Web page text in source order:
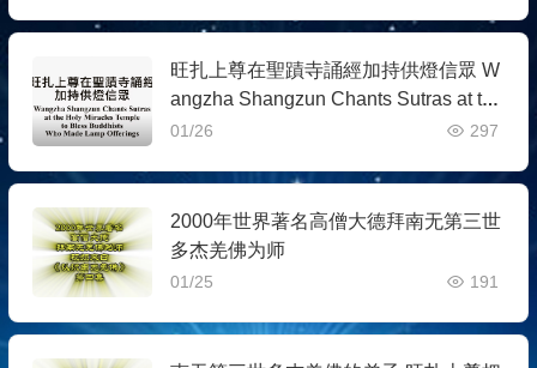
旺扎上尊在聖蹟寺誦經加持供燈信眾 W
angzha Shangzun Chants Sutras at the
Holy Miracles Temple to Bless Buddhis
01/26 297
2000年世界著名高僧大德拜南无第三世
多杰羌佛为师
01/25 191